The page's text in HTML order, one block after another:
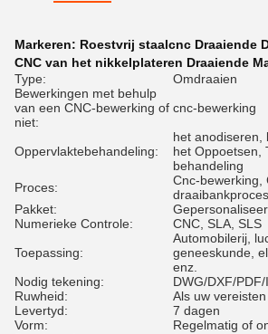
Markeren: Roestvrij staalcnc Draaiende
CNC van het nikkelplateren Draaiende
Type:
Omdraaien
Bewerkingen met behulp
van een CNC-bewerking of
niet:
cnc-bewerking
Oppervlaktebehandeling:
het anodiseren,
het Oppoetsen,
behandeling
Proces:
Cnc-bewerking,
draaibankproces
Pakket:
Numerieke Controle:
CNC, SLA, SLS
Toepassing:
Automobilerij,
geneeskunde,
enz.
Nodig tekening:
DWG/DXF/PDF/
Ruwheid:
Als uw vereisten
Levertyd:
7 dagen
Vorm:
Regelmatig of